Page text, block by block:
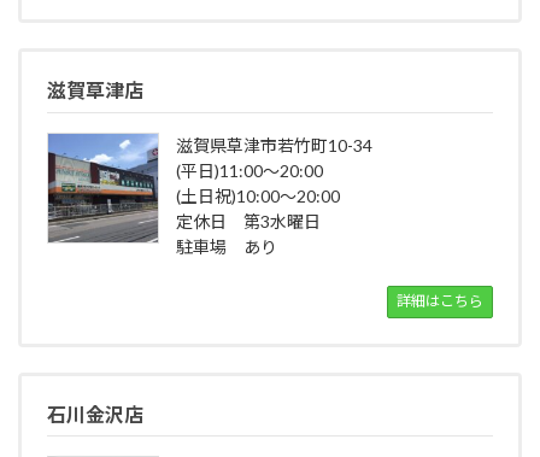
滋賀草津店
滋賀県草津市若竹町10-34
(平日)11:00～20:00
(土日祝)10:00～20:00
定休日 第3水曜日
駐車場 あり
詳細はこちら
石川金沢店